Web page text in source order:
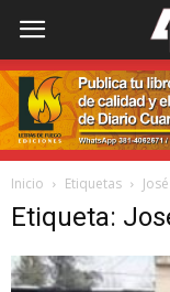
Inicio Etiquetas
Etiqueta: